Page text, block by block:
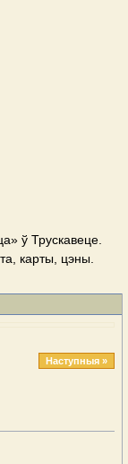
ў Трускавеце.
карты, цэны.
Наступныя »